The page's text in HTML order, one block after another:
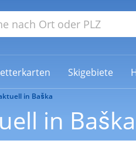
Skigebiete
in Baška
in Baška